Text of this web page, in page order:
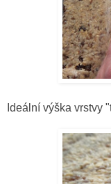
Ideální výška vrstvy